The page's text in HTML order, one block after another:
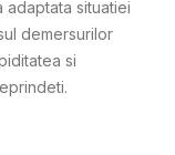
situatiei
demersurilor
si